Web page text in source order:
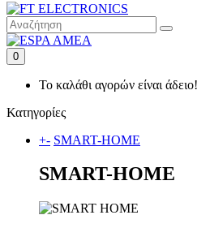
0
Το καλάθι αγορών είναι άδειο!
Κατηγορίες
+- SMART-HOME
SMART-HOME